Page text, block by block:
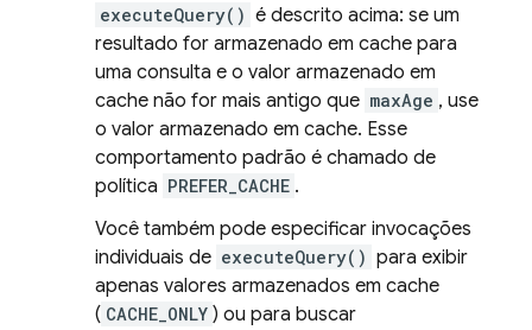
executeQuery() é descrito acima: se um
resultado for armazenado em cache para
uma consulta e o valor armazenado em
cache não for mais antigo que maxAge , use
o valor armazenado em cache. Esse
comportamento padrão é chamado de
política PREFER_CACHE .
Você também pode especificar invocações
individuais de executeQuery() para exibir
apenas valores armazenados em cache
( CACHE_ONLY ) ou para buscar